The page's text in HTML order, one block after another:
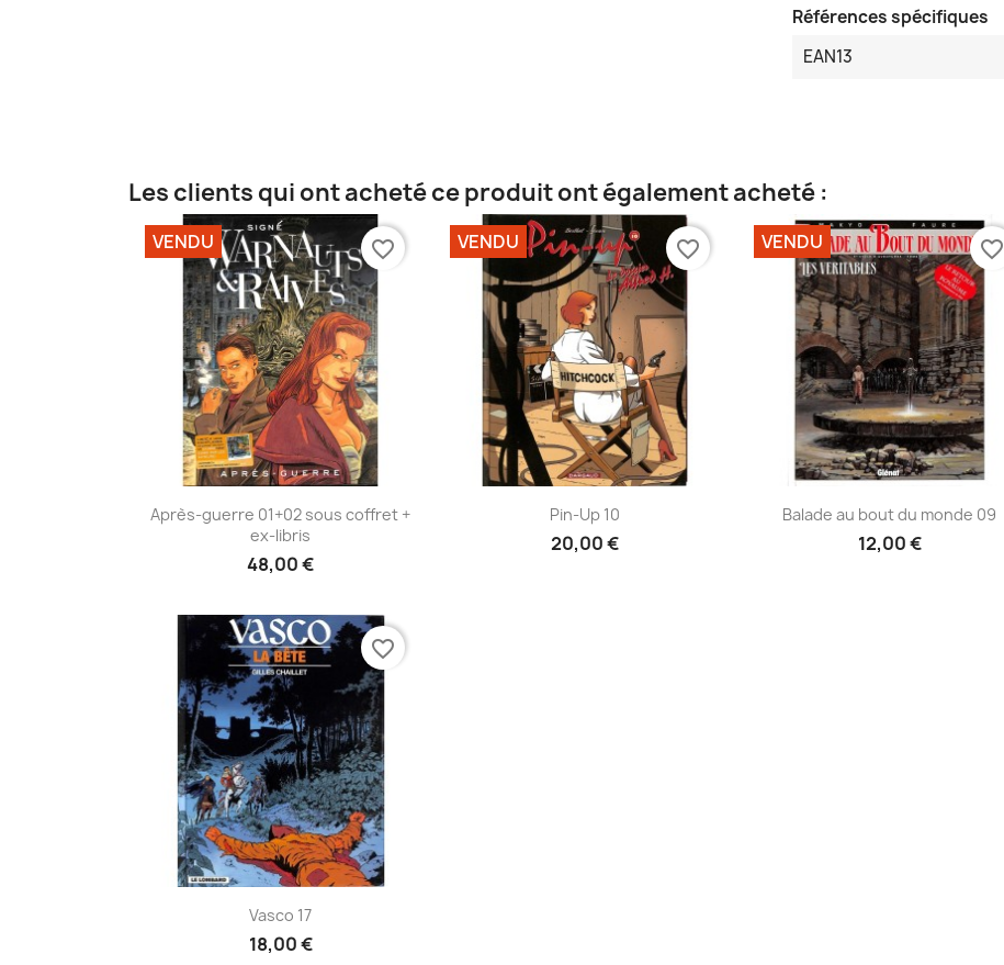
Références spécifiques
EAN13
Les clients qui ont acheté ce produit ont également acheté :
Aperçu rapide
Après-guerre 01+02 sous coffret +
ex-libris
48,00 €
VENDU favorite_border
Aperçu rapide
Pin-Up 10
20,00 €
VENDU favorite_border
Aperçu rapide
Balade au bout du monde 09
12,00 €
VENDU favorite_border
Aperçu rapide
Vasco 17
18,00 €
favorite_border